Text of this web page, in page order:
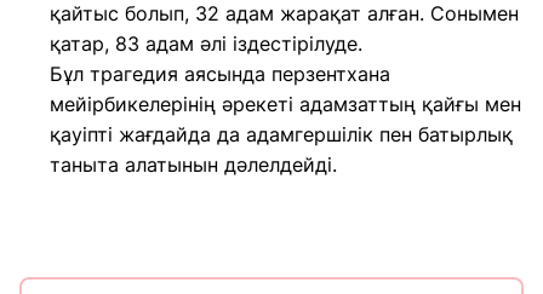
қайтыс болып, 32 адам жарақат алған. Сонымен
қатар, 83 адам әлі іздестірілуде.
Бұл трагедия аясында перзентхана
мейірбикелерінің әрекеті адамзаттың қайғы мен
қауіпті жағдайда да адамгершілік пен батырлық
таныта алатынын дәлелдейді.